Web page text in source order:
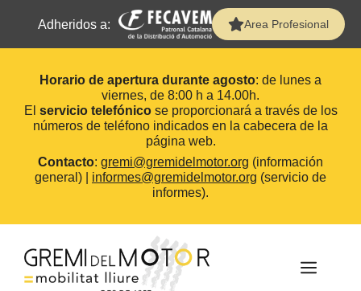
Adheridos a: Area Profesional
Horario de apertura durante agosto: de lunes a
viernes, de 8:00 h a 14.00h.
El servicio telefónicose proporcionará a través de los
números de teléfono indicados en la cabecera de la
página web.
Contacto: gremi@gremidelmotor.org (información
general) | informes@gremidelmotor.org (servicio de
informes).
contenido